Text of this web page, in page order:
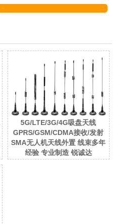
5G/LTE/3G/4G吸盘天线
GPRS/GSM/CDMA接收/发射
SMA无人机天线外置 线束多年
经验 专业制造 锐诚达